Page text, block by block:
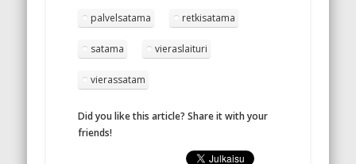
palvelsatama retkisatama
satama vieraslaituri
vierassatam
Did you like this article? Share it with your
friends!